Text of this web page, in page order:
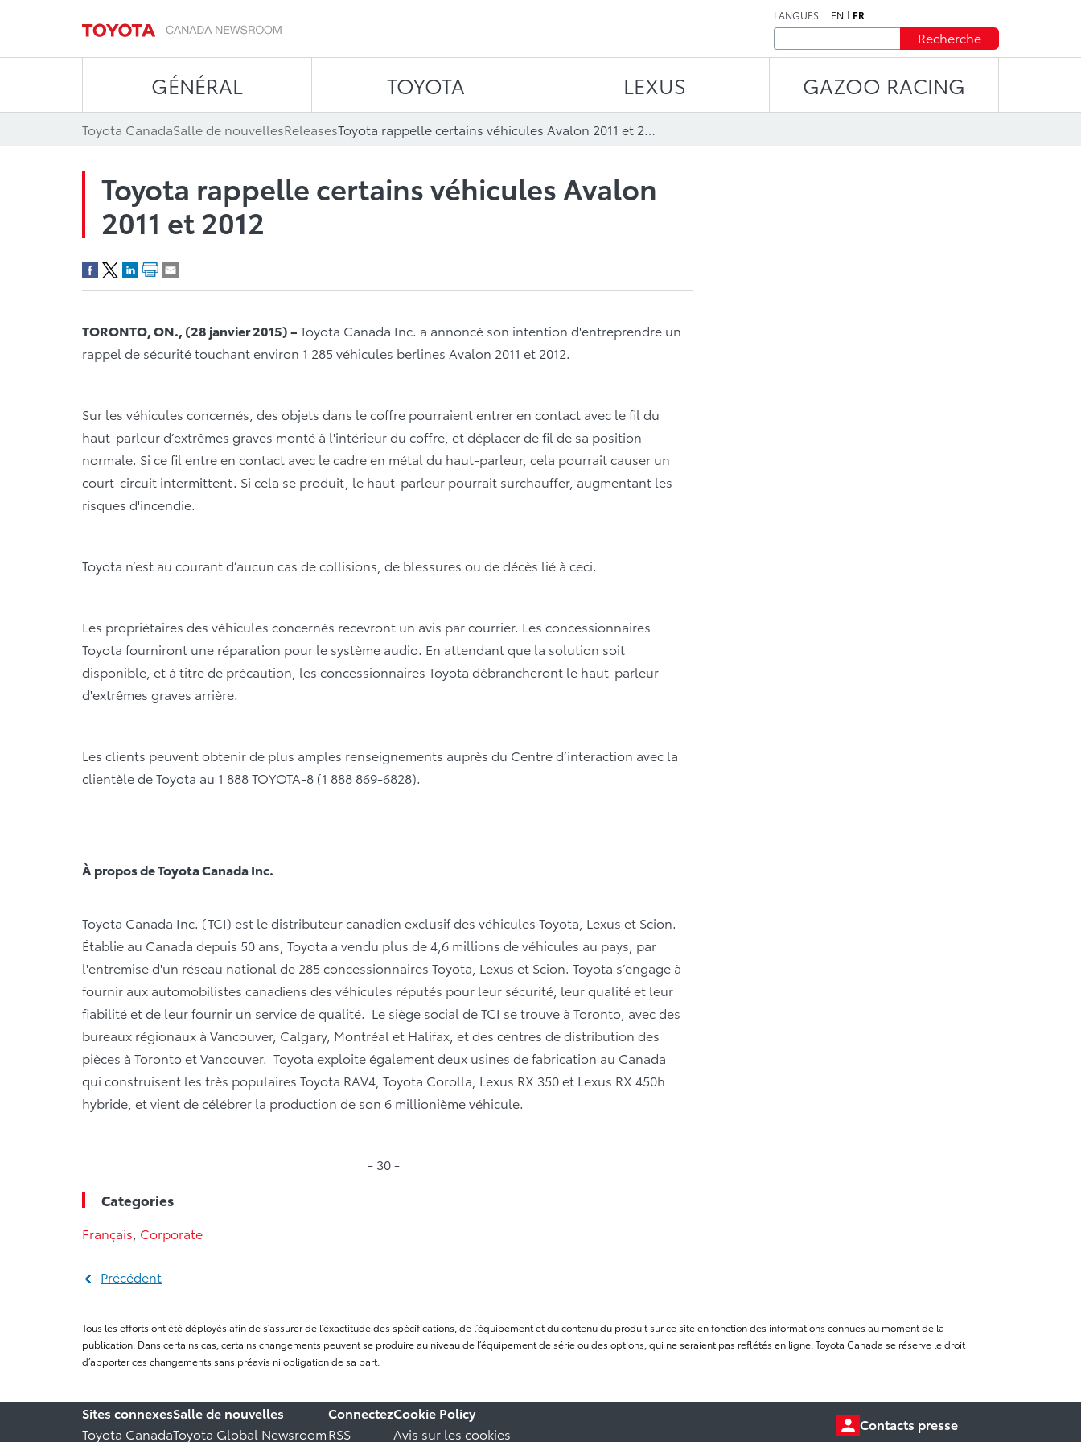
LANGUES EN FR
Recherche
GÉNÉRAL TOYOTA LEXUS GAZOO RACING
Toyota CanadaSalle de nouvellesReleases Toyota rappelle certains véhicules Avalon 2011 et 2012
Toyota rappelle certains véhicules Avalon
2011 et 2012
TORONTO, ON., (28 janvier 2015) –Toyota Canada Inc. a annoncé son intention d'entreprendre un
rappel de sécurité touchant environ 1 285 véhicules berlines Avalon 2011 et 2012.
Sur les véhicules concernés, des objets dans le coffre pourraient entrer en contact avec le fil du
haut-parleur d’extrêmes graves monté à l'intérieur du coffre, et déplacer de fil de sa position
normale. Si ce fil entre en contact avec le cadre en métal du haut-parleur, cela pourrait causer un
court-circuit intermittent. Si cela se produit, le haut-parleur pourrait surchauffer, augmentant les
risques d'incendie.
Toyota n’est au courant d’aucun cas de collisions, de blessures ou de décès lié à ceci.
Les propriétaires des véhicules concernés recevront un avis par courrier. Les concessionnaires
Toyota fourniront une réparation pour le système audio. En attendant que la solution soit
disponible, et à titre de précaution, les concessionnaires Toyota débrancheront le haut-parleur
d'extrêmes graves arrière.
Les clients peuvent obtenir de plus amples renseignements auprès du Centre d’interaction avec la
clientèle de Toyota au 1 888 TOYOTA-8 (1 888 869-6828).
À propos de Toyota Canada Inc.
Toyota Canada Inc. (TCI) est le distributeur canadien exclusif des véhicules Toyota, Lexus et Scion.
Établie au Canada depuis 50 ans, Toyota a vendu plus de 4,6 millions de véhicules au pays, par
l'entremise d'un réseau national de 285 concessionnaires Toyota, Lexus et Scion. Toyota s’engage à
fournir aux automobilistes canadiens des véhicules réputés pour leur sécurité, leur qualité et leur
fiabilité et de leur fournir un service de qualité. Le siège social de TCI se trouve à Toronto, avec des
bureaux régionaux à Vancouver, Calgary, Montréal et Halifax, et des centres de distribution des
pièces à Toronto et Vancouver. Toyota exploite également deux usines de fabrication au Canada
qui construisent les très populaires Toyota RAV4, Toyota Corolla, Lexus RX 350 et Lexus RX 450h
hybride, et vient de célébrer la production de son 6 millionième véhicule.
- 30 -
Categories
Français Corporate
Précédent
Tous les efforts ont été déployés afin de s’assurer de l’exactitude des spécifications, de l’équipement et du contenu du produit sur ce site en fonction des informations connues au moment de la
publication. Dans certains cas, certains changements peuvent se produire au niveau de l’équipement de série ou des options, qui ne seraient pas reflétés en ligne. Toyota Canada se réserve le droit
d’apporter ces changements sans préavis ni obligation de sa part.
Sites connexes
Toyota Canada
Salle de nouvelles
Toyota Global Newsroom
Connectez
RSS
Cookie Policy
Avis sur les cookies
Contacts presse